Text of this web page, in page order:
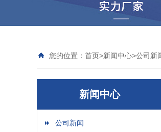
您的位置： 首页>新闻中心>公司新
新闻中心
公司新闻